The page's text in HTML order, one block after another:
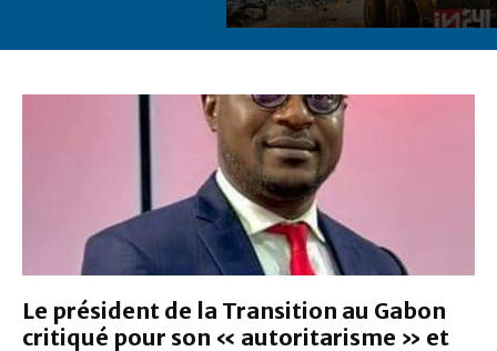
Le président de la Transition au Gabon
critiqué pour son « autoritarisme » et